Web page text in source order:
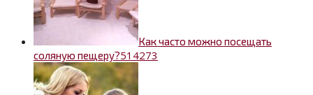
Как часто можно посещать
соляную пещеру?514273